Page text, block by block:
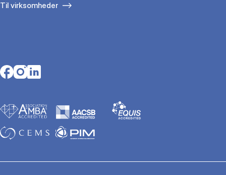
Til virksomheder
Opens in a new tab
Opens in a new tab
Opens in a new tab